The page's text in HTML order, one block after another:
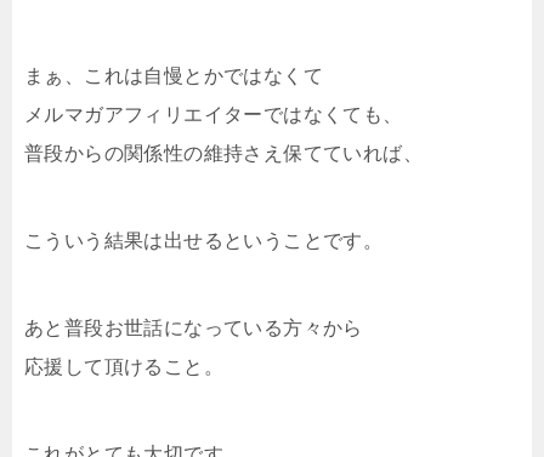
まぁ、これは自慢とかではなくて
メルマガアフィリエイターではなくても、
普段からの関係性の維持さえ保てていれば、
こういう結果は出せるということです。
あと普段お世話になっている方々から
応援して頂けること。